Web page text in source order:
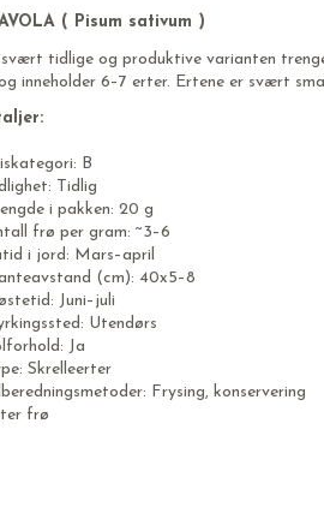
( Pisum sativum )
svært tidlige og produktive varianten
inneholder 6–7 erter. Ertene er svært
B
Tidlig
i pakken: 20 g
frø per gram: ~3–6
i jord: Mars–april
(cm): 40x5–8
Juni–juli
Utendørs
Ja
Skrelleerter
Frysing, konservering
frø